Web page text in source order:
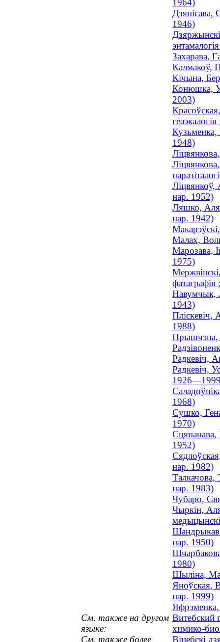
1964)
Дзянісава,
1946)
Захарава,
Калмакоў,
Кічына,
Конюшка,
2003)
Кузьменка,
1948)
Ліцвянкоў,
нар. 1952)
Ляшко,
нар. 1942)
Малах,
Марозава,
1975)
Навумчык,
1943)
Пліскевіч,
1988)
Прышчэпа,
Радкевіч,
Радкевіч,
1968)
Сушко,
1970)
Сцяпанава,
1952)
нар. 1982)
Талкачова,
нар. 1983)
Чубаро,
Чыркiн,
нар. 1950)
1980)
Шыліна,
Яноўская,
нар. 1999)
Яфрэменка,
См. также на другом
языке:
Витебский
химико-
См. также более
Віцебскі